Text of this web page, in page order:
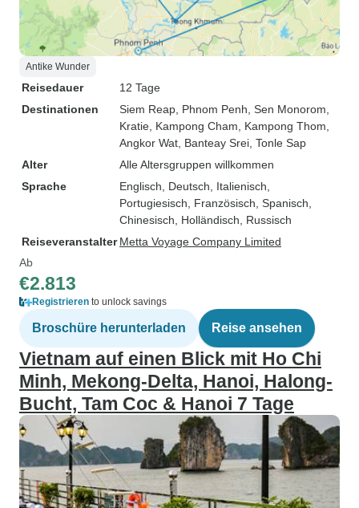
Antike Wunder
Reisedauer
12 Tage
Destinationen
Siem Reap , Phnom Penh , Sen Monorom
Kratie , Kampong Cham , Kampong Thom
Angkor Wat , Banteay Srei , Tonle Sap
Alter
Alle Altersgruppen willkommen
Sprache
Englisch, Deutsch, Italienisch,
Portugiesisch, Französisch, Spanisch,
Chinesisch, Holländisch, Russisch
Reiseveranstalter Metta Voyage Company Limited
Ab
€2.813
Registrieren to unlock savings
Broschüre herunterladen Reise ansehen
Vietnam auf einen Blick mit Ho Chi
Minh, Mekong-Delta, Hanoi, Halong-
Bucht, Tam Coc & Hanoi 7 Tage